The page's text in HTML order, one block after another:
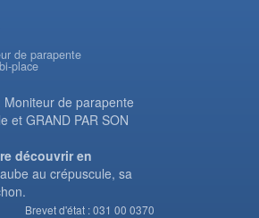
de parapente
place
de parapente
et GRAND PAR SON
découvrir en
au crépuscule, sa
Brevet d'état : 031 00 0370